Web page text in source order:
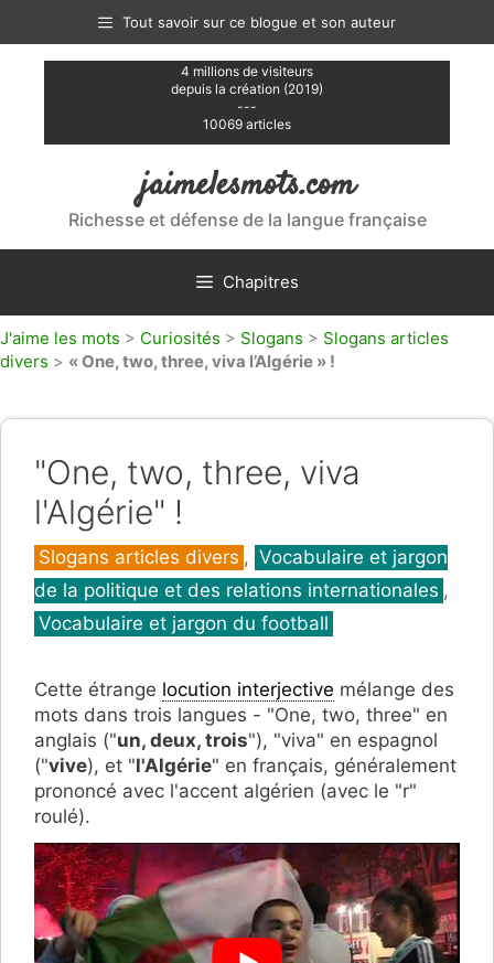
contenu
Tout savoir sur ce blogue et son auteur
4 millions de visiteurs
depuis la création (2019)
---
10069 articles
jaimelesmots.com
Richesse et défense de la langue française
Chapitres
J'aime les mots > Curiosités > Slogans > Slogans articles
divers > « One, two, three, viva l’Algérie » !
"One, two, three, viva
l'Algérie" !
Catégories
Slogans articles divers , Vocabulaire et jargon
de la politique et des relations internationales ,
Vocabulaire et jargon du football
Cette étrange locution interjective mélange des
mots dans trois langues - "One, two, three" en
anglais ("un, deux, trois"), "viva" en espagnol
("vive), et "l'Algérie" en français, généralement
prononcé avec l'accent algérien (avec le "r"
roulé).